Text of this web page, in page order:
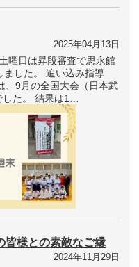
2025年04月13日
曜日は昇段審査で思永館
ました。 追い込み指導
、9月の全国大会（日本武
した。 結果は1…
皆様との素敵なご縁
2024年11月29日